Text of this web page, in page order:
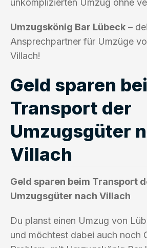
unkomplizierten Umzug ohne
Umzugskönig Bar Lübeck –
Ansprechpartner für Umzüge
Villach!
Geld sparen
Transport der
Umzugsgüter
Villach
Geld sparen beim Transport
Umzugsgüter nach Villach
Du planst einen Umzug von
und möchtest dabei auch noch